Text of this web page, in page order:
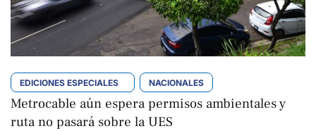
EDICIONES ESPECIALES NACIONALES
Metrocable aún espera permisos ambientales y
ruta no pasará sobre la UES